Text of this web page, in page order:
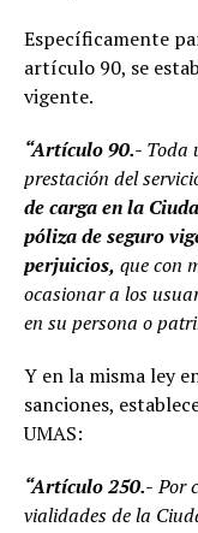
Específicamente
artículo 90, se
vigente.
“Artículo 90.- Toda
prestación del
de carga en la
póliza de seguro
perjuicios, que con
ocasionar a los
en su persona o
Y en la misma ley
sanciones,
UMAS:
“Artículo 250.-Por
vialidades de la